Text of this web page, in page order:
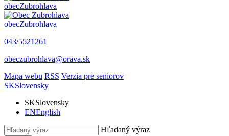
obecZubrohlava
obecZubrohlava
043/5521261
obeczubrohlava@orava.sk
Mapa webu RSS Verzia pre seniorov
SKSlovensky
SKSlovensky
ENEnglish
Hľadaný výraz